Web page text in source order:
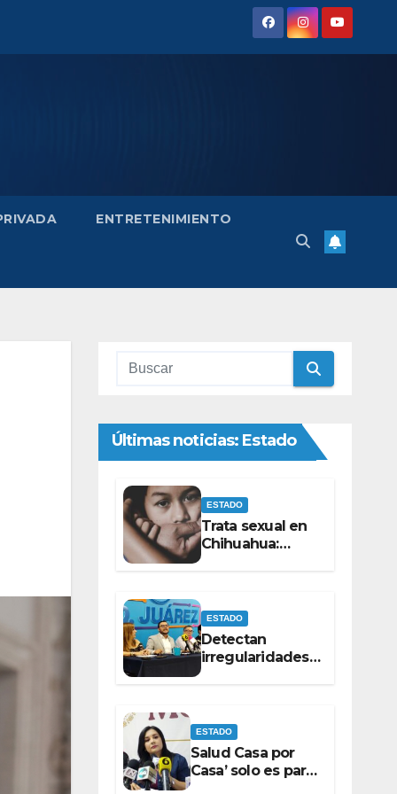
ENTRETENIMIENTO
Últimas noticias: Estado
ESTADO
Trata sexual en
Chihuahua:
registra Fiscalía
ESTADO
Detectan
irregularidades
en la renta de 8
a los 100
millones de
pesos: Ramón
Galindo.
ESTADO
Salud Casa por
Casa’ solo es para
derechohabientes